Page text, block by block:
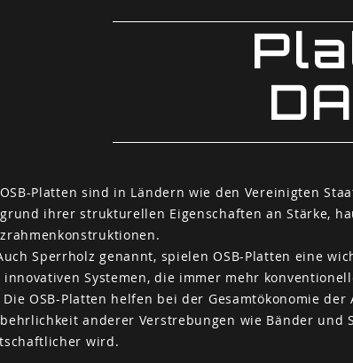
OSB-Platten sind in Ländern wie den Vereinigten
ihrer strukturellen Eigenschaften an Stärke,
Sperrholz genannt, spielen OSB-Platten eine
innovativen Systemen, die immer mehr
OSB-Platten helfen bei der Gesamtökonomie
anderer Verstrebungen wie Bänder
wird.